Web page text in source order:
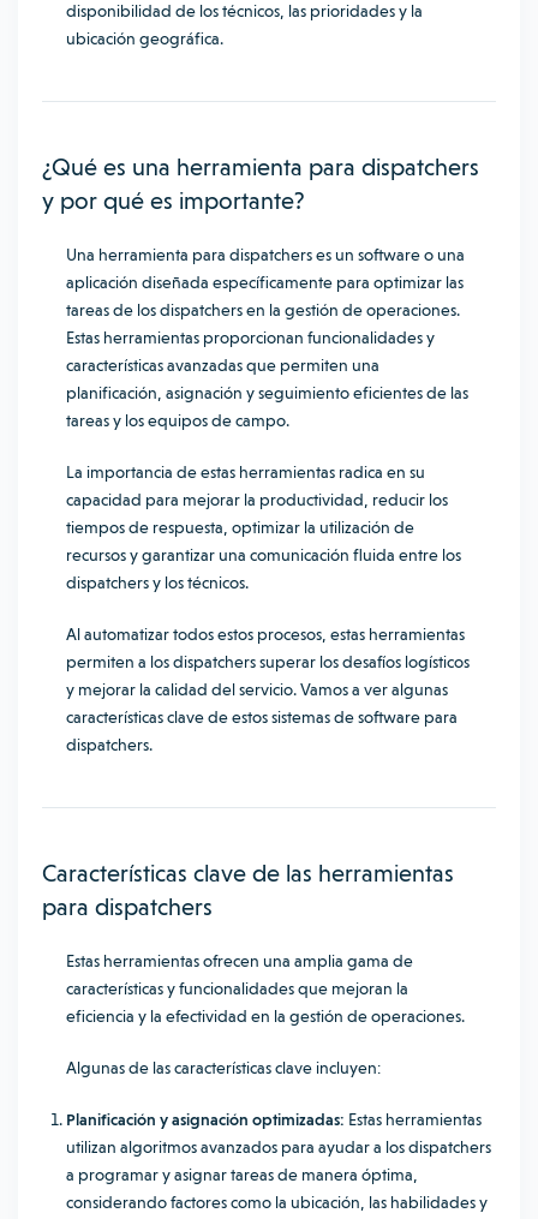
disponibilidad de los técnicos, las prioridades y la
ubicación geográfica.
¿Qué es una herramienta para dispatchers
y por qué es importante?
Una herramienta para dispatchers es un software o una
aplicación diseñada específicamente para optimizar las
tareas de los dispatchers en la gestión de operaciones.
Estas herramientas proporcionan funcionalidades y
características avanzadas que permiten una
planificación, asignación y seguimiento eficientes de las
tareas y los equipos de campo.
La importancia de estas herramientas radica en su
capacidad para mejorar la productividad, reducir los
tiempos de respuesta, optimizar la utilización de
recursos y garantizar una comunicación fluida entre los
dispatchers y los técnicos.
Al automatizar todos estos procesos, estas herramientas
permiten a los dispatchers superar los desafíos logísticos
y mejorar la calidad del servicio. Vamos a ver algunas
características clave de estos sistemas de software para
dispatchers.
Características clave de las herramientas
para dispatchers
Estas herramientas ofrecen una amplia gama de
características y funcionalidades que mejoran la
eficiencia y la efectividad en la gestión de operaciones.
Algunas de las características clave incluyen:
Planificación y asignación optimizadas: Estas herramientas
utilizan algoritmos avanzados para ayudar a los dispatchers
a programar y asignar tareas de manera óptima,
considerando factores como la ubicación, las habilidades y